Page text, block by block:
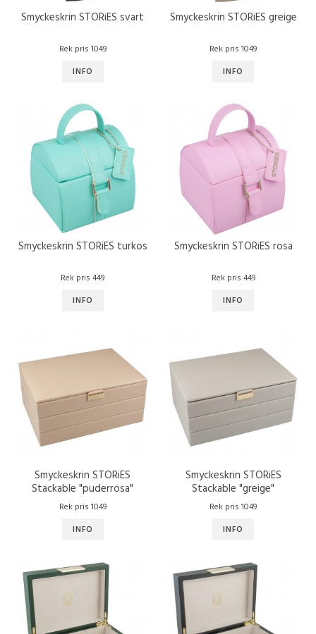
Smyckeskrin STORiES svart
Rek pris 1049
INFO
Smyckeskrin STORiES greige
Rek pris 1049
INFO
Smyckeskrin STORiES turkos
Rek pris 449
INFO
Smyckeskrin STORiES rosa
Rek pris 449
INFO
Smyckeskrin STORiES
Stackable "puderrosa"
Rek pris 1049
INFO
Smyckeskrin STORiES
Stackable "greige"
Rek pris 1049
INFO